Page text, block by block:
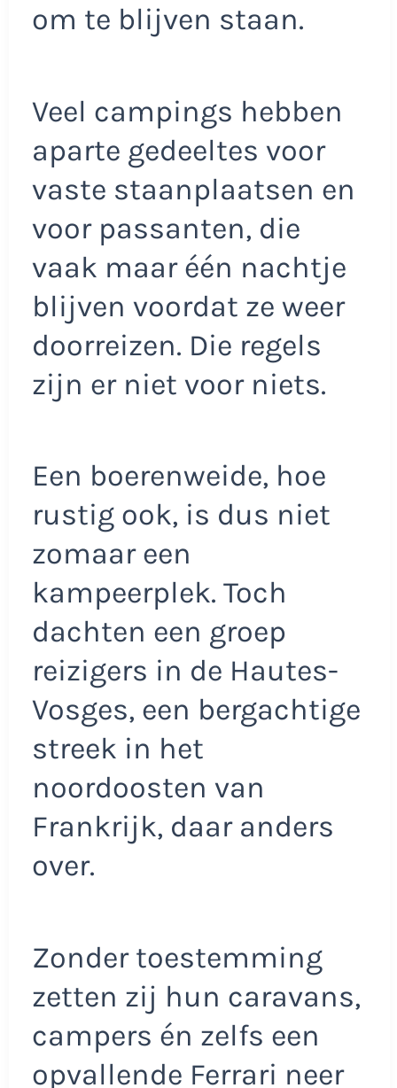
om te blijven staan.
Veel campings hebben
aparte gedeeltes voor
vaste staanplaatsen en
voor passanten, die
vaak maar één nachtje
blijven voordat ze weer
doorreizen. Die regels
zijn er niet voor niets.
Een boerenweide, hoe
rustig ook, is dus niet
zomaar een
kampeerplek. Toch
dachten een groep
reizigers in de Hautes-
Vosges, een bergachtige
streek in het
noordoosten van
Frankrijk, daar anders
over.
Zonder toestemming
zetten zij hun caravans,
campers én zelfs een
opvallende Ferrari neer